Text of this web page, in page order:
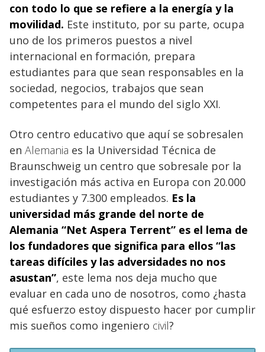
con todo lo que se refiere a la energía y la
movilidad. Este instituto, por su parte, ocupa
uno de los primeros puestos a nivel
internacional en formación, prepara
estudiantes para que sean responsables en la
sociedad, negocios, trabajos que sean
competentes para el mundo del siglo XXI.
Otro centro educativo que aquí se sobresalen
en Alemania es la Universidad Técnica de
Braunschweig un centro que sobresale por la
investigación más activa en Europa con 20.000
estudiantes y 7.300 empleados. Es la
universidad más grande del norte de
Alemania “Net Aspera Terrent” es el lema de
los fundadores que significa para ellos “las
tareas difíciles y las adversidades no nos
asustan”, este lema nos deja mucho que
evaluar en cada uno de nosotros, como ¿hasta
qué esfuerzo estoy dispuesto hacer por cumplir
mis sueños como ingeniero civil?